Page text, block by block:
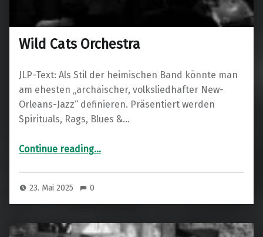
Wild Cats Orchestra
JLP-Text: Als Stil der heimischen Band könnte man
am ehesten „archaischer, volksliedhafter New-
Orleans-Jazz“ definieren. Präsentiert werden
Spirituals, Rags, Blues &…
Continue reading…
23. Mai 2025 0